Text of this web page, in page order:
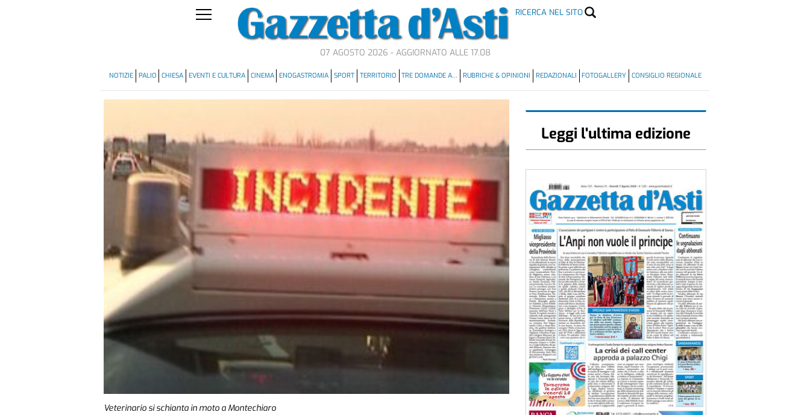
RICERCA NEL SITO
07 AGOSTO 2026 - AGGIORNATO ALLE 17.08
NOTIZIE PALIO CHIESA EVENTI E CULTURA CINEMA ENOGASTROMIA SPORT TERRITORIO TRE DOMANDE A… RUBRICHE & OPINIONI REDAZIONALI FOTOGALLERY CONSIGLIO REGIONALE
Veterinario si schianta in moto a Montechiaro
Leggi l'ultima edizione